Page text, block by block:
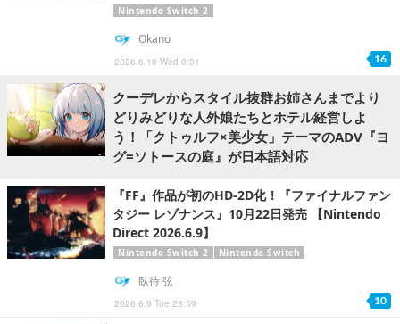
Nintendo Switch 2
2026.6.10 Wed 0:01
Okano
16
クーデレからスタイル抜群お姉さんまでより
どりみどりな人外娘たちとホテル経営しよ
う！「クトゥルフ×美少女」テーマのADV『ヨ
グ=ソトースの庭』が日本語対応
『FF』作品が初のHD-2D化！『ファイナルファン
タジー レゾナンス』10月22日発売 【Nintendo
Direct 2026.6.9】
Nintendo Switch 2 Nintendo Switch
2026.6.9 Tue 23:59
臥待 弦
10